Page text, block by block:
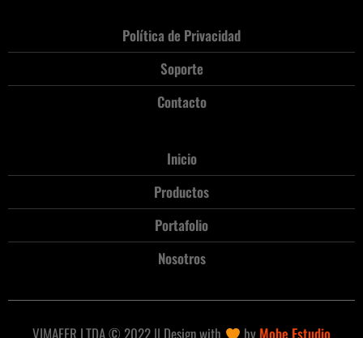
Política de Privacidad
Soporte
Contacto
Inicio
Productos
Portafolio
Nosotros
VIMAFER LTDA © 2022 || Design with by Mobe Estudio